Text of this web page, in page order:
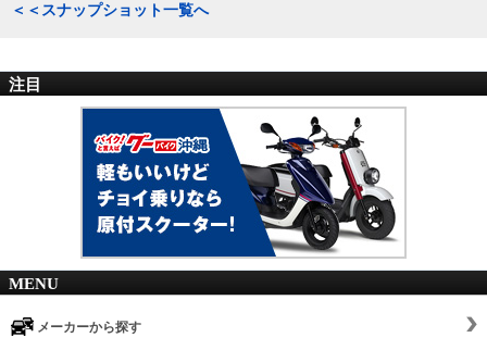
＜＜スナップショット一覧へ
注目
MENU
メーカーから探す